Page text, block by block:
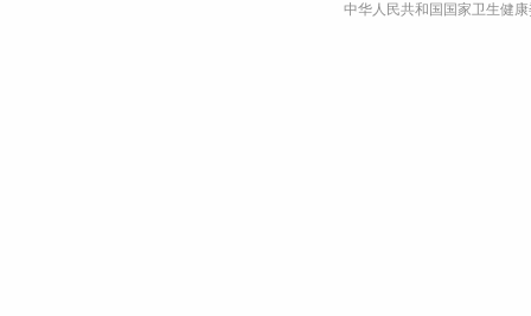
中华人民共和国国家卫生健